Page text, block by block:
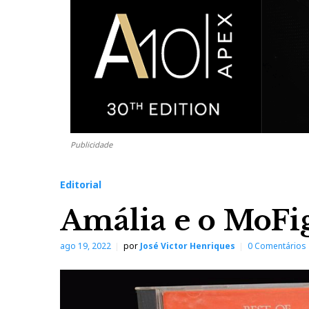
Publicidade
Editorial
Amália e o
ago 19, 2022 por José Victor Henriques 0 Comentários